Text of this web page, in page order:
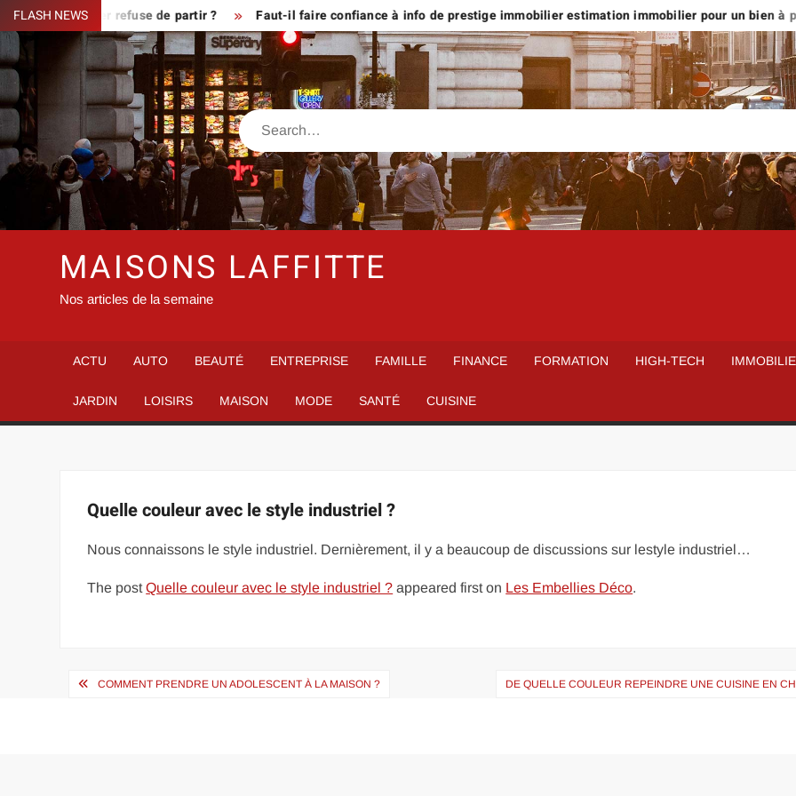
Skip
to
content
FLASH NEWS
le fermier refuse de partir ? Faut-il faire confiance à info de prestige immobilier estimation immobilier pour un bien à plus
Search
MAISONS LAFFITTE
Nos articles de la semaine
ACTU AUTO BEAUTÉ ENTREPRISE FAMILLE FINANCE FORMATION HIGH-TECH
JARDIN LOISIRS MAISON MODE SANTÉ CUISINE
Quelle couleur avec le style industriel ?
Nous connaissons le style industriel. Dernièrement, il y a beaucoup de discussions sur lestyle industriel…
The postQuelle couleur avec le style industriel ? appeared first on Les Embellies Déco.
Navigation
COMMENT PRENDRE UN ADOLESCENT À LA MAISON ? DE QUELLE COULEUR REPEINDRE UNE CUISINE EN